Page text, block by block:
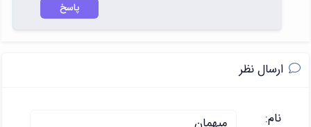
پاسخ
ارسال نظر
نام: